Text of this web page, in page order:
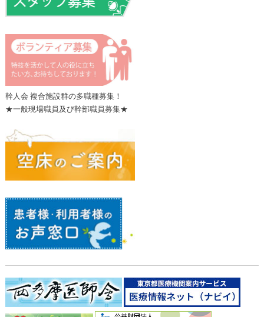
幹人会 複合施設群の多職種募集！
★一般現場職員及び幹部職員募集★